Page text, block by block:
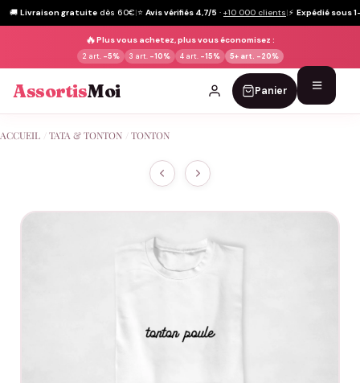
🚚 Livraison gratuite dès 60€|⭐ Avis vérifiés 4,7/5 · +10 000 clients|⚡ Expédié sous
🔥Plus vous achetez, plus vous économisez :
2 art. -5% 3 art. -10% 4 art. -15% 5+ art. -20%
AssortisMoi Panier
au
ACCUEIL TATA & TONTON TONTON